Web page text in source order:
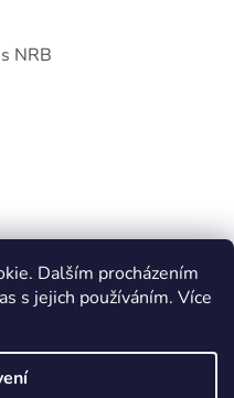
Dalším procházením
s jejich používáním. Více
NRB
Shoptet